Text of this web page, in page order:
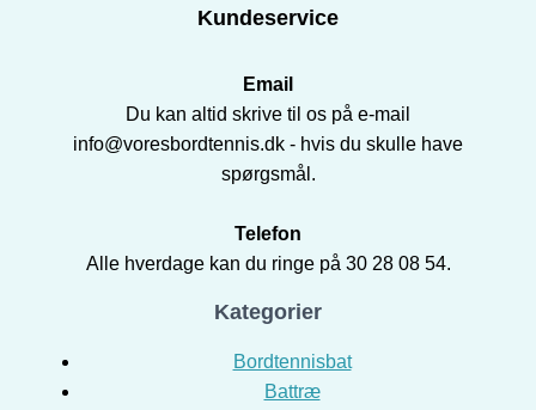
Kundeservice
Email
Du kan altid skrive til os på e-mail
info@voresbordtennis.dk - hvis du skulle have
spørgsmål.
Telefon
Alle hverdage kan du ringe på 30 28 08 54.
Kategorier
Bordtennisbat
Battræ